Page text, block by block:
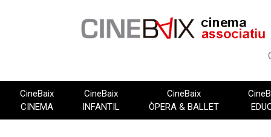
CineBaix
CINEMA
CineBaix
INFANTIL
CineBaix
ÒPERA & BALLET